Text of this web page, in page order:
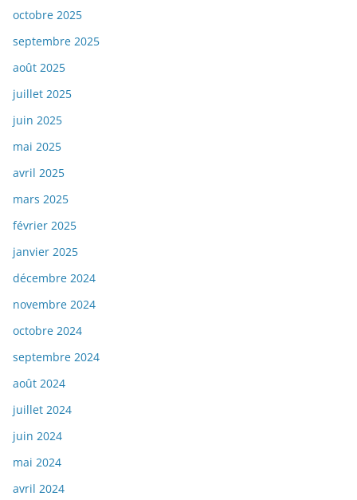
octobre 2025
septembre 2025
août 2025
juillet 2025
juin 2025
mai 2025
avril 2025
mars 2025
février 2025
janvier 2025
décembre 2024
novembre 2024
octobre 2024
septembre 2024
août 2024
juillet 2024
juin 2024
mai 2024
avril 2024